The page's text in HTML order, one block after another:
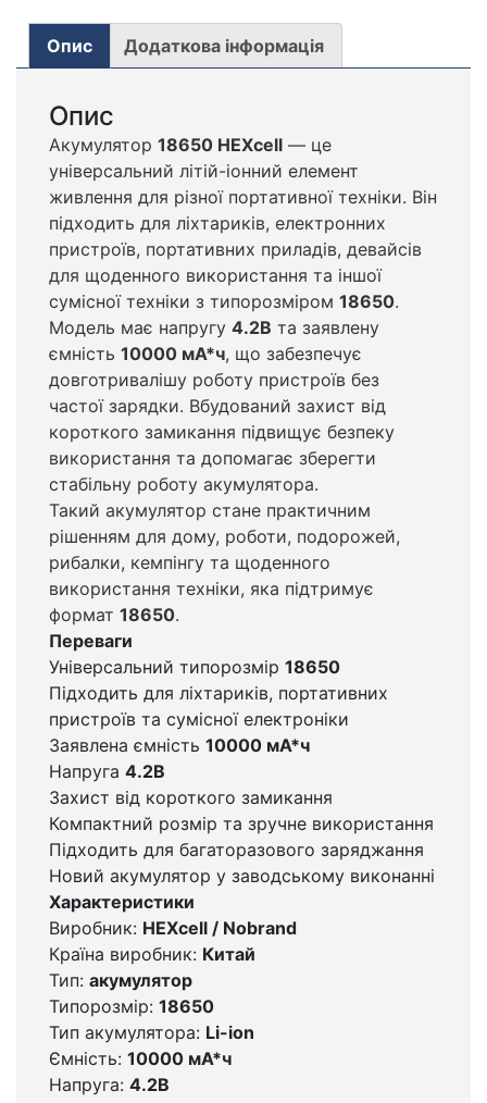
КІЛЬКІСТЬ
Опис Додаткова інформація
Опис
Акумулятор 18650 HEXcell — це
універсальний літій-іонний елемент
живлення для різної портативної техніки. Він
підходить для ліхтариків, електронних
пристроїв, портативних приладів, девайсів
для щоденного використання та іншої
сумісної техніки з типорозміром 18650.
Модель має напругу 4.2В та заявлену
ємність 10000 мА*ч, що забезпечує
довготривалішу роботу пристроїв без
частої зарядки. Вбудований захист від
короткого замикання підвищує безпеку
використання та допомагає зберегти
стабільну роботу акумулятора.
Такий акумулятор стане практичним
рішенням для дому, роботи, подорожей,
рибалки, кемпінгу та щоденного
використання техніки, яка підтримує
формат 18650.
Переваги
Універсальний типорозмір 18650
Підходить для ліхтариків, портативних
пристроїв та сумісної електроніки
Заявлена ємність 10000 мА*ч
Напруга 4.2В
Захист від короткого замикання
Компактний розмір та зручне використання
Підходить для багаторазового заряджання
Новий акумулятор у заводському виконанні
Характеристики
Виробник: HEXcell / Nobrand
Країна виробник: Китай
Тип: акумулятор
Типорозмір: 18650
Тип акумулятора: Li-ion
Ємність: 10000 мА*ч
Напруга: 4.2В